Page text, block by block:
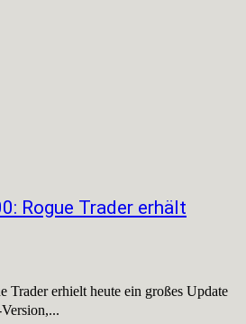
Rogue Trader erhält
Trader erhielt heute ein großes Update